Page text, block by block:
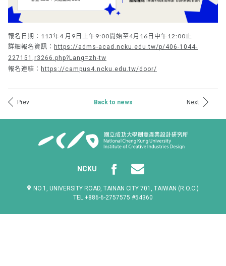
報名日期：113年4 月9日上午9:00開始至4月16日中午12:00止
詳細報名資訊： https://adms-acad.ncku.edu.tw/p/406-1044-
227151,r3266.php?Lang=zh-tw
報名連結： https://campus4.ncku.edu.tw/door/
Prev Back to news Next
NCKU
NO.1, UNIVERSITY ROAD, TAINAN CITY 701, TAIWAN (R.O.C.)
TEL:+886-6-2757575 #54360